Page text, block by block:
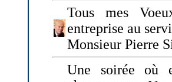
Tous mes
entreprise au
Monsieur Pierre
Une soirée où